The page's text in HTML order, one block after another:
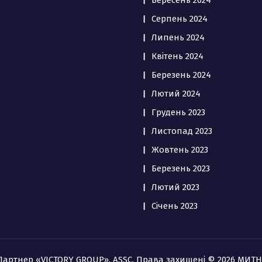
Серпень 2024
Липень 2024
Квітень 2024
Березень 2024
Лютий 2024
Грудень 2023
Листопад 2023
Жовтень 2023
Березень 2023
Лютий 2023
Січень 2023
«VICTORY GROUP», ASSC. Права захищені © 2026